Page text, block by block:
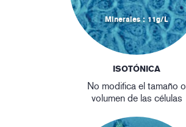
Minerales : 11g/L
ISOTÓNICA
No modifica el tamaño o
volumen de las células